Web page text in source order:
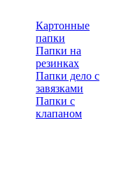
Картонные
папки
Папки на
резинках
Папки дело с
завязками
Папки с
клапаном